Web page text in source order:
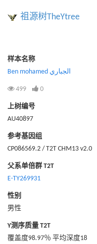
祖源树TheYtree
样本名称
Ben mohamed الجباري
499 0
上树编号
AU40897
参考基因组
CP086569.2 / T2T CHM13 v2.0
父系单倍群 T2T
E-TY269931
性别
男性
Y测序质量 T2T
覆盖度98.97％ 平均深度18